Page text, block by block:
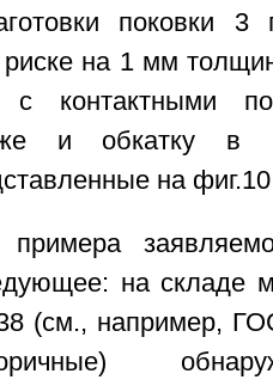
поковки 3
на 1 мм
с контактными
и обкатку в
на
примера
на складе
(см., например,